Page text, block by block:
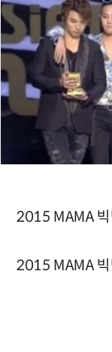
2015 MAMA
2015 MAMA